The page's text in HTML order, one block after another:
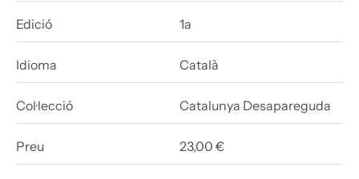
Edició 1a
Idioma Català
Col·lecció Catalunya Desapareguda
Preu 23,00 €